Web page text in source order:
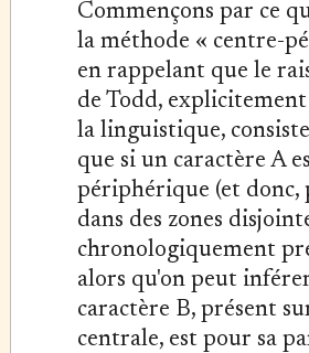
Commençons par ce
la méthode « centre-
en rappelant que le
de Todd,
la linguistique,
que si un caractère A
périphérique (et donc,
dans des zones
chronologiquement
alors qu'on peut
caractère B, présent
centrale, est pour sa